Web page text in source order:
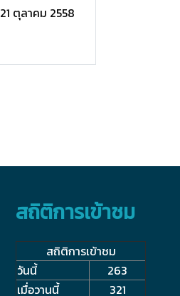
21 ตุลาคม 2558
สถิติการเข้าชม
สถิติการเข้าชม
วันนี้
263
เมื่อวานนี้
321